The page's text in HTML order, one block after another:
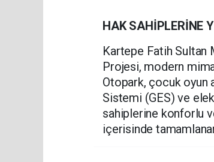
HAK SAHİPLERİNE
Kartepe Fatih Sultan
Projesi, modern
Otopark, çocuk oyun
Sistemi (GES) ve
sahiplerine konforlu
içerisinde